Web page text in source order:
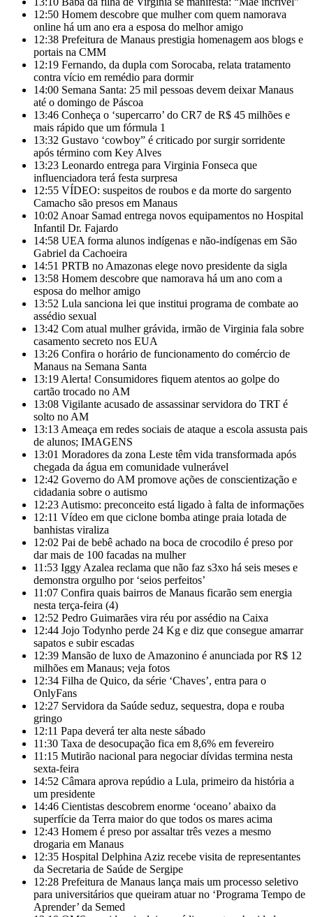
12:50 Homem descobre que mulher com quem namorava
online há um ano era a esposa do melhor amigo
12:38 Prefeitura de Manaus prestigia homenagem aos blogs e
portais na CMM
12:19 Fernando, da dupla com Sorocaba, relata tratamento
contra vício em remédio para dormir
14:00 Semana Santa: 25 mil pessoas devem deixar Manaus
até o domingo de Páscoa
13:46 Conheça o ‘supercarro’ do CR7 de R$ 45 milhões e
mais rápido que um fórmula 1
13:32 Gustavo ‘cowboy” é criticado por surgir sorridente
após término com Key Alves
13:23 Leonardo entrega para Virginia Fonseca que
influenciadora terá festa surpresa
12:55 VÍDEO: suspeitos de roubos e da morte do sargento
Camacho são presos em Manaus
10:02 Anoar Samad entrega novos equipamentos no Hospital
Infantil Dr. Fajardo
14:58 UEA forma alunos indígenas e não-indígenas em São
Gabriel da Cachoeira
14:51 PRTB no Amazonas elege novo presidente da sigla
13:58 Homem descobre que namorava há um ano com a
esposa do melhor amigo
13:52 Lula sanciona lei que institui programa de combate ao
assédio sexual
13:42 Com atual mulher grávida, irmão de Virginia fala sobre
casamento secreto nos EUA
13:26 Confira o horário de funcionamento do comércio de
Manaus na Semana Santa
13:19 Alerta! Consumidores fiquem atentos ao golpe do
cartão trocado no AM
13:08 Vigilante acusado de assassinar servidora do TRT é
solto no AM
13:13 Ameaça em redes sociais de ataque a escola assusta pais
de alunos; IMAGENS
13:01 Moradores da zona Leste têm vida transformada após
chegada da água em comunidade vulnerável
12:42 Governo do AM promove ações de conscientização e
cidadania sobre o autismo
12:23 Autismo: preconceito está ligado à falta de informações
12:11 Vídeo em que ciclone bomba atinge praia lotada de
banhistas viraliza
12:02 Pai de bebê achado na boca de crocodilo é preso por
dar mais de 100 facadas na mulher
11:53 Iggy Azalea reclama que não faz s3xo há seis meses e
demonstra orgulho por ‘seios perfeitos’
11:07 Confira quais bairros de Manaus ficarão sem energia
nesta terça-feira (4)
12:52 Pedro Guimarães vira réu por assédio na Caixa
12:44 Jojo Todynho perde 24 Kg e diz que consegue amarrar
sapatos e subir escadas
12:39 Mansão de luxo de Amazonino é anunciada por R$ 12
milhões em Manaus; veja fotos
12:34 Filha de Quico, da série ‘Chaves’, entra para o
OnlyFans
12:27 Servidora da Saúde seduz, sequestra, dopa e rouba
gringo
12:11 Papa deverá ter alta neste sábado
11:30 Taxa de desocupação fica em 8,6% em fevereiro
11:15 Mutirão nacional para negociar dívidas termina nesta
sexta-feira
14:52 Câmara aprova repúdio a Lula, primeiro da história a
um presidente
14:46 Cientistas descobrem enorme ‘oceano’ abaixo da
superfície da Terra maior do que todos os mares acima
12:43 Homem é preso por assaltar três vezes a mesmo
drogaria em Manaus
12:35 Hospital Delphina Aziz recebe visita de representantes
da Secretaria de Saúde de Sergipe
12:28 Prefeitura de Manaus lança mais um processo seletivo
para universitários que queiram atuar no ‘Programa Tempo de
Aprender’ da Semed